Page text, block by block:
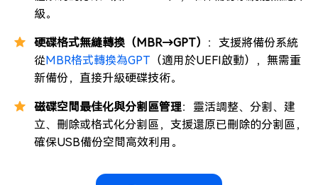
級。
硬碟格式無縫轉換（MBR→GPT）
：支援將備份系統
從MBR格式轉換為GPT （適用於UEFI啟動），無需重
新備份，直接升級硬碟技術。
磁碟空間最佳化與分割區管理：靈活調整、分割、建
立、刪除或格式化分割區，支援還原已刪除的分割區，
確保USB備份空間高效利用。